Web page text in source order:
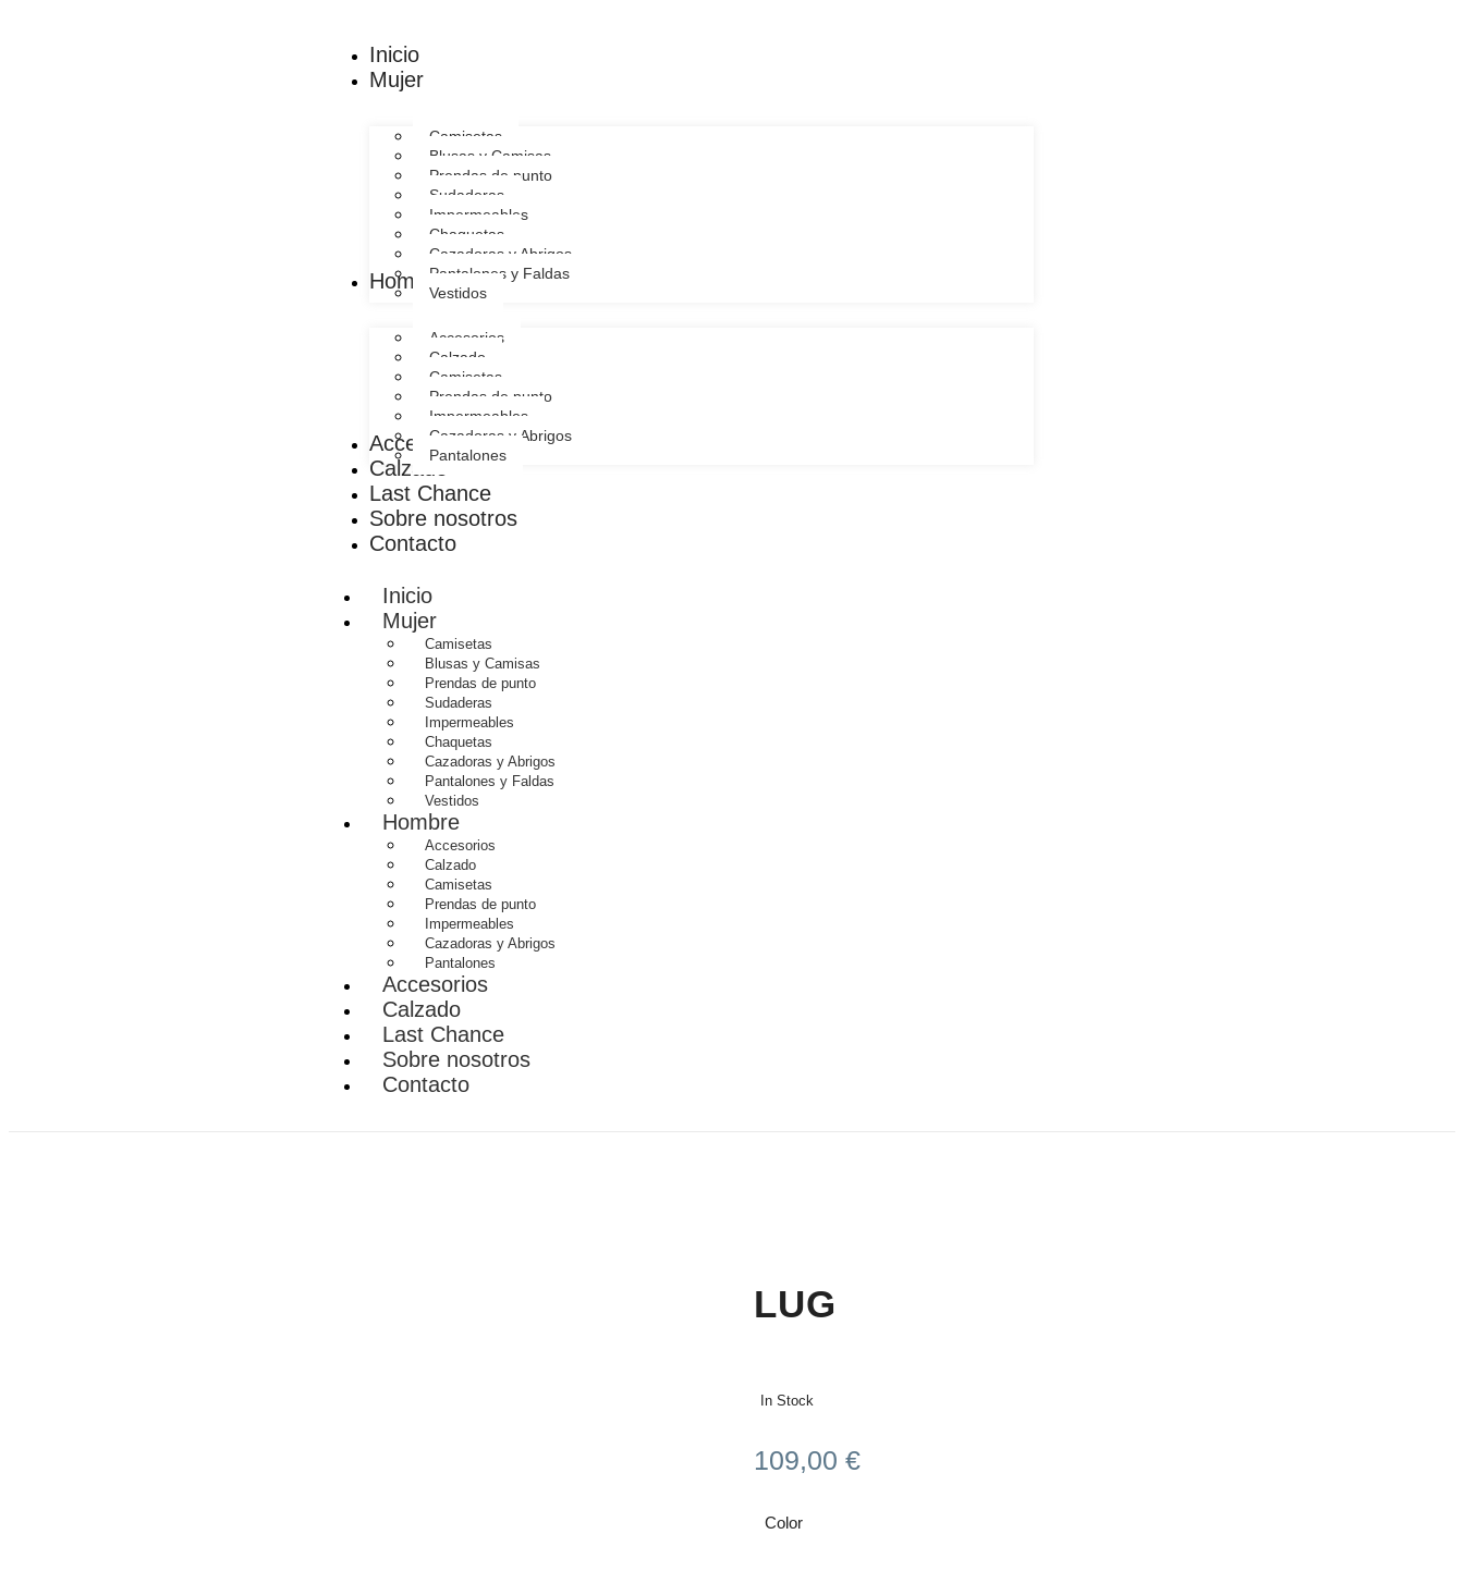
Inicio
Mujer
Camisetas
Blusas y Camisas
Prendas de punto
Sudaderas
Impermeables
Chaquetas
Cazadoras y Abrigos
Pantalones y Faldas
Vestidos
Hombre
Accesorios
Calzado
Camisetas
Prendas de punto
Impermeables
Cazadoras y Abrigos
Pantalones
Accesorios
Calzado
Last Chance
Sobre nosotros
Contacto
Inicio
Mujer
Camisetas
Blusas y Camisas
Prendas de punto
Sudaderas
Impermeables
Chaquetas
Cazadoras y Abrigos
Pantalones y Faldas
Vestidos
Hombre
Accesorios
Calzado
Camisetas
Prendas de punto
Impermeables
Cazadoras y Abrigos
Pantalones
Accesorios
Calzado
Last Chance
Sobre nosotros
Contacto
LUG
In Stock
109,00 €
Color